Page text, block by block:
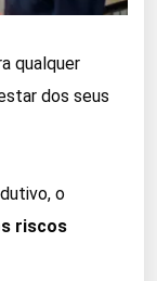
qualquer
dos seus
o
riscos